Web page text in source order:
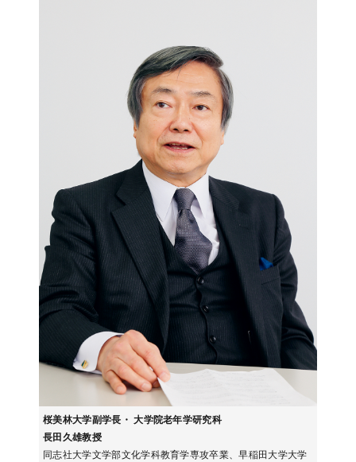
桜美林大学副学長・ 大学院老年学研究科
長田久雄教授
同志社大学文学部文化学科教育学専攻卒業、早稲田大学大学